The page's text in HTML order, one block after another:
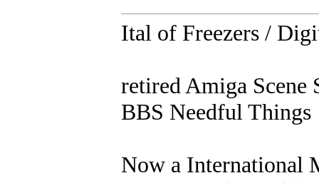
Ital of Freezers /
retired Amiga Scene
BBS Needful Things
Now a International